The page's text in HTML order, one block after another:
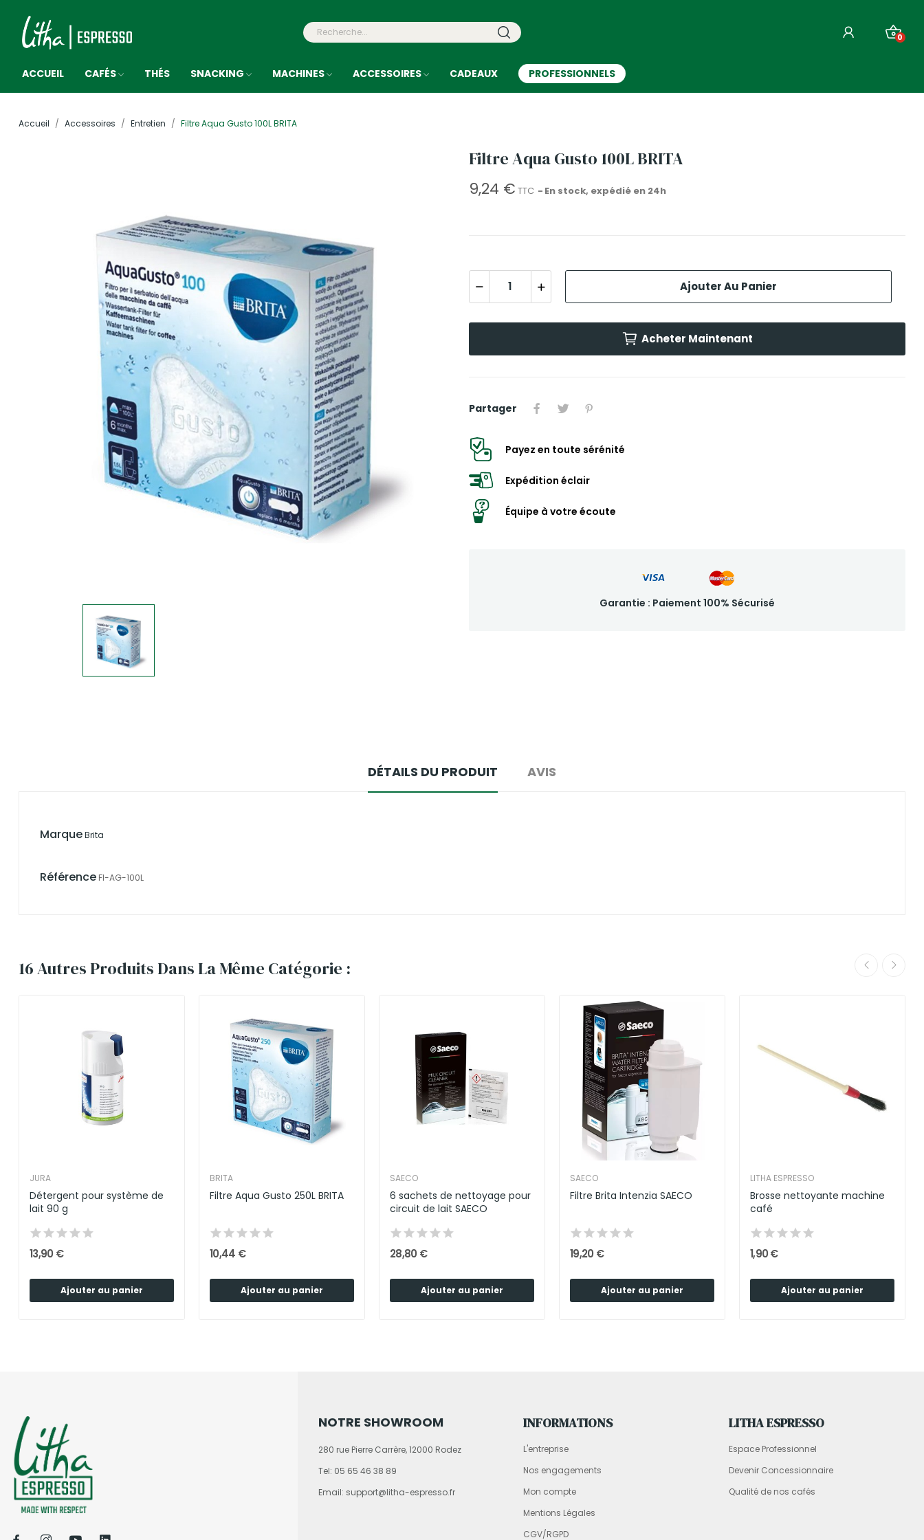
0
ACCUEIL CAFÉS THÉS SNACKING MACHINES ACCESSOIRES CADEAUX PROFESSIONNELS
Accueil Accessoires Entretien Filtre Aqua Gusto 100L BRITA
Filtre Aqua Gusto 100L BRITA
9,24 € TTC En stock, expédié en 24h
Ajouter Au Panier
Acheter Maintenant
Partager
Payez en toute sérénité
Expédition éclair
Équipe à votre écoute
Garantie : Paiement 100% Sécurisé
DÉTAILS DU PRODUIT AVIS
MarqueBrita
Référence FI-AG-100L
16 Autres Produits Dans La Même Catégorie :
JURA
Détergent pour système de
lait 90 g
13,90 €
Ajouter au panier
BRITA
Filtre Aqua Gusto 250L BRITA
10,44 €
Ajouter au panier
SAECO
6 sachets de nettoyage pour
circuit de lait SAECO
28,80 €
Ajouter au panier
SAECO
Filtre Brita Intenzia SAECO
19,20 €
Ajouter au panier
LITHA ESPRESSO
Brosse nettoyante machine
café
1,90 €
Ajouter au panier
NOTRE SHOWROOM
280 rue Pierre Carrère, 12000 Rodez
Tel: 05 65 46 38 89
Email: support@litha-espresso.fr
INFORMATIONS
L'entreprise
Nos engagements
Mon compte
Mentions Légales
CGV/RGPD
LITHA ESPRESSO
Espace Professionnel
Devenir Concessionnaire
Qualité de nos cafés